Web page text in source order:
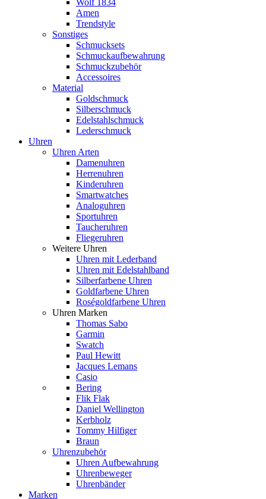
Wolf 1834
Amen
Trendstyle
Sonstiges
Schmucksets
Schmuckaufbewahrung
Schmuckzubehör
Accessoires
Material
Goldschmuck
Silberschmuck
Edelstahlschmuck
Lederschmuck
Uhren
Uhren Arten
Damenuhren
Herrenuhren
Kinderuhren
Smartwatches
Analoguhren
Sportuhren
Taucheruhren
Fliegeruhren
Weitere Uhren
Uhren mit Lederband
Uhren mit Edelstahlband
Silberfarbene Uhren
Goldfarbene Uhren
Roségoldfarbene Uhren
Uhren Marken
Thomas Sabo
Garmin
Swatch
Paul Hewitt
Jacques Lemans
Casio
Bering
Flik Flak
Daniel Wellington
Kerbholz
Tommy Hilfiger
Braun
Uhrenzubehör
Uhren Aufbewahrung
Uhrenbeweger
Uhrenbänder
Marken